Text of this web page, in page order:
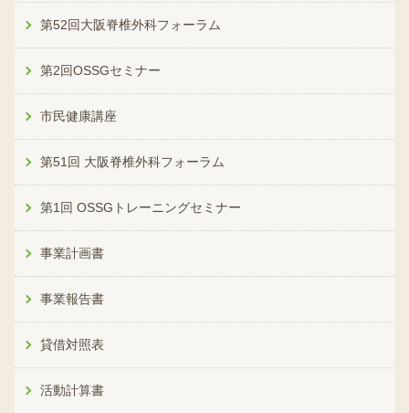
第52回大阪脊椎外科フォーラム
第2回OSSGセミナー
市民健康講座
第51回 大阪脊椎外科フォーラム
第1回 OSSGトレーニングセミナー
事業計画書
事業報告書
貸借対照表
活動計算書